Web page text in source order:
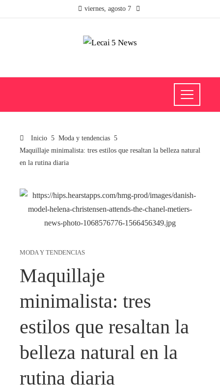
viernes, agosto 7
Inicio
Moda y tendencias
Maquillaje minimalista: tres estilos que resaltan la belleza natural
en la rutina diaria
MODA Y TENDENCIAS
Maquillaje
minimalista: tres
estilos que resaltan la
belleza natural en la
rutina diaria